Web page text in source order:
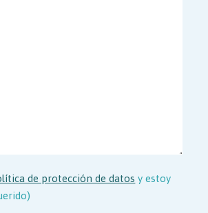
de protección de datos y estoy